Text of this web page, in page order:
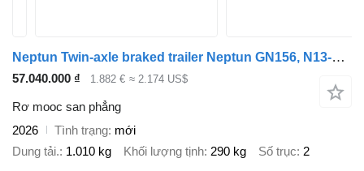
Neptun Twin-axle braked trailer Neptun GN156, N13-263 2 kps, GVW 1300kg
57.040.000 ₫ 1.882 € ≈ 2.174 US$
Rơ mooc san phẳng
2026
Tình trạng mới
Dung tải. 1.010 kg Khối lượng tịnh 290 kg Số trục 2